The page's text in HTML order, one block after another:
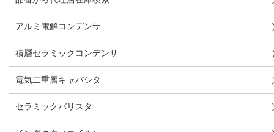
アルミ電解コンデンサ
積層セラミックコンデンサ
電気二重層キャパシタ
セラミックバリスタ